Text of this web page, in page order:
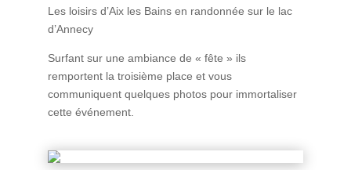
Les loisirs d’Aix les Bains en randonnée sur le lac
d’Annecy
Surfant sur une ambiance de « fête » ils
remportent la troisième place et vous
communiquent quelques photos pour immortaliser
cette événement.